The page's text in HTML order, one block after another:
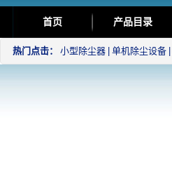
首页 产品目录
热门点击： 小型除尘器 单机除尘设备